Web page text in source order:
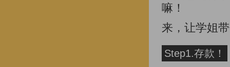
嘛！
来，让学姐
Step1.存款！